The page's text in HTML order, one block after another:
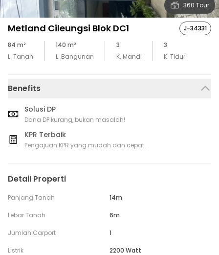
360 Tour
Metland Cileungsi Blok DC1
J-34331
84 m²
L. Tanah
140 m²
L. Bangunan
3
K. Mandi
3
K. Tidur
Benefits
Solusi DP
Dana DP kurang, bukan masalah!
KPR Terbaik
Pengajuan KPR yang mudah dan cepat.
Detail Properti
Panjang Tanah 14m
Lebar Tanah 6m
Jumlah Carport 1
Listrik 2200 Watt